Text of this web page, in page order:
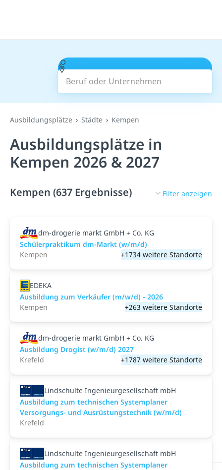
Beruf oder Unternehmen
Suchen
Ausbildungsplätze Städte Kempen
Ausbildungsplätze in
Kempen 2026 & 2027
Kempen (637 Ergebnisse) Filter anzeigen
dm-drogerie markt GmbH + Co. KG
Schülerpraktikum dm-Markt (w/m/d)
Kempen
+1734 weitere Standorte
EDEKA
Ausbildung zum Verkäufer (m/w/d) - 2026
Kempen
+263 weitere Standorte
dm-drogerie markt GmbH + Co. KG
Ausbildung Drogist (w/m/d) 2027
Krefeld
+1787 weitere Standorte
Lindschulte Ingenieurgesellschaft mbH
Ausbildung zum technischen Systemplaner
Versorgungs- und Ausrüstungstechnik (w/m/d)
Krefeld
Lindschulte Ingenieurgesellschaft mbH
Ausbildung zum technischen Systemplaner